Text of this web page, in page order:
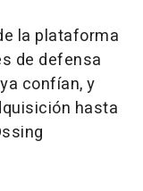
la plataforma
de defensa
confían, y
hasta